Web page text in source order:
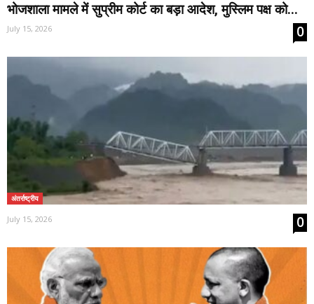
भोजशाला मामले में सुप्रीम कोर्ट का बड़ा आदेश, मुस्लिम पक्ष को...
July 15, 2026 0
अंतर्राष्ट्रीय
July 15, 2026 0